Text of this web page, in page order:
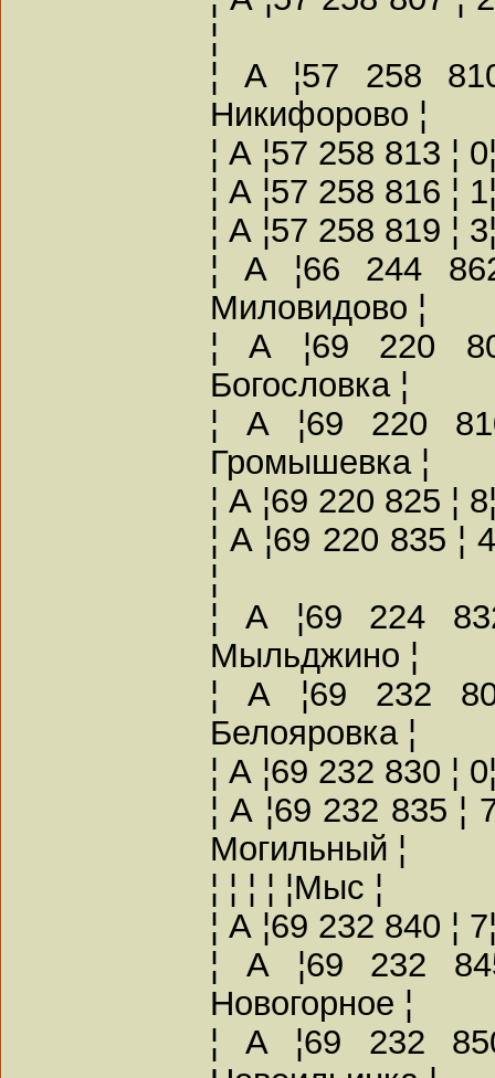
¦
¦ А ¦57 258
Никифорово ¦
¦ А ¦57 258 813 ¦
¦ А ¦57 258 816 ¦
¦ А ¦57 258 819 ¦
¦ А ¦66 244
Миловидово ¦
¦ А ¦69 220
Богословка ¦
¦ А ¦69 220
Громышевка ¦
¦ А ¦69 220 825 ¦
¦ А ¦69 220 835 ¦
¦
¦ А ¦69 224
Мыльджино ¦
¦ А ¦69 232
Белояровка ¦
¦ А ¦69 232 830 ¦
¦ А ¦69 232 835 ¦
Могильный ¦
¦ ¦ ¦ ¦ ¦Мыс ¦
¦ А ¦69 232 840 ¦
¦ А ¦69 232
Новогорное ¦
¦ А ¦69 232